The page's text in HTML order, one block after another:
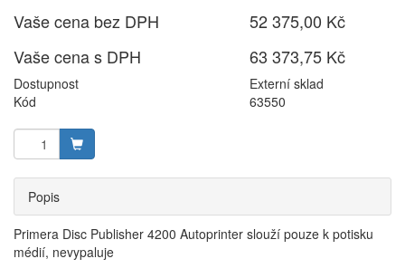
Vaše cena bez DPH
52 375,00 Kč
Vaše cena s DPH
63 373,75 Kč
Dostupnost
Externí sklad
Kód
63550
Popis
Primera Disc Publisher 4200 Autoprinter slouží pouze k potisku
médií, nevypaluje